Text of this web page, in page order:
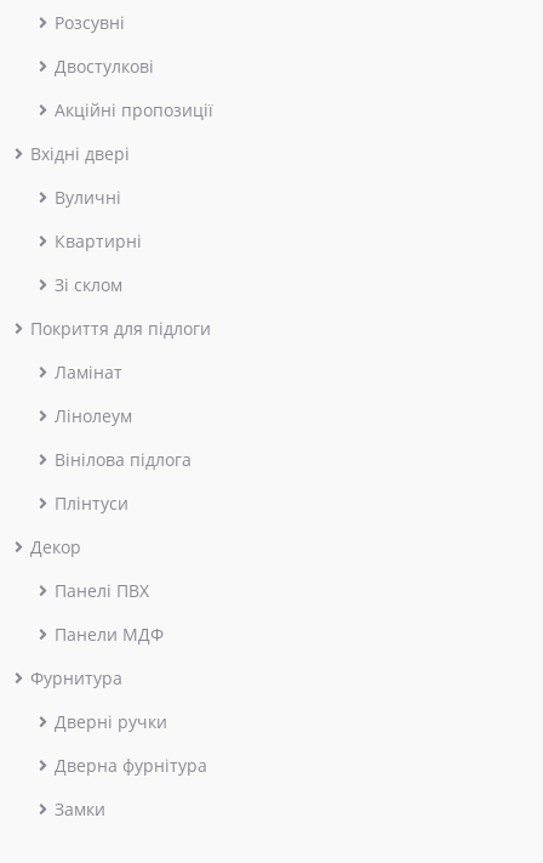
Розсувні
Двостулкові
Акційні пропозиції
Вхідні двері
Вуличні
Квартирні
Зі склом
Покриття для підлоги
Ламінат
Лінолеум
Вінілова підлога
Плінтуси
Декор
Панелі ПВХ
Панели МДФ
Фурнитура
Дверні ручки
Дверна фурнітура
Замки